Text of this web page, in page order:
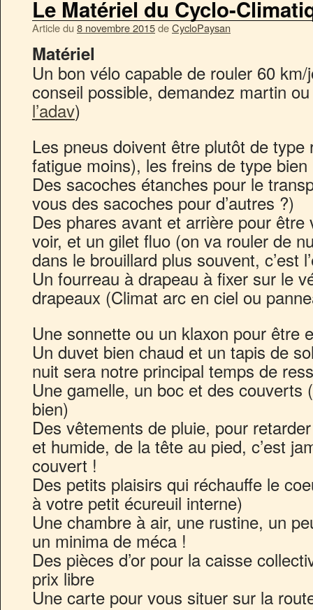
Le Matériel du Cyclo-
Article du 8 novembre 2015deCycloPaysan
Matériel
Un bon vélo capable de rouler 60
conseil possible, demandez martin
l’adav)
Les pneus doivent être plutôt de
fatigue moins), les freins de type
Des sacoches étanches pour le
vous des sacoches pour d’autres ?)
Des phares avant et arrière pour
voir, et un gilet fluo (on va rouler de
dans le brouillard plus souvent, c’est
Un fourreau à drapeau à fixer sur le
drapeaux (Climat arc en ciel ou
Une sonnette ou un klaxon pour être
Un duvet bien chaud et un tapis de
nuit sera notre principal temps de
Une gamelle, un boc et des couverts
bien)
Des vêtements de pluie, pour
et humide, de la tête au pied, c’est
couvert !
Des petits plaisirs qui réchauffe le
à votre petit écureuil interne)
Une chambre à air, une rustine, un
un minima de méca !
Des pièces d’or pour la caisse
prix libre
Une carte pour vous situer sur la